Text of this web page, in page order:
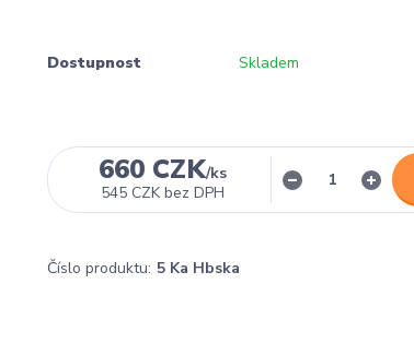
Dostupnost Skladem
660 CZK/ks
545 CZK bez DPH
Číslo produktu: 5 Ka Hbska